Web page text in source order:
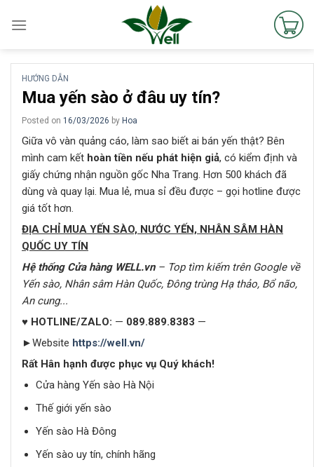
HƯỚNG DẪN
Mua yến sào ở đâu uy tín?
Posted on 16/03/2026 by Hoa
Giữa vô vàn quảng cáo, làm sao biết ai bán yến thật? Bên
mình cam kết hoàn tiền nếu phát hiện giả, có kiểm định và
giấy chứng nhận nguồn gốc Nha Trang. Hơn 500 khách đã
dùng và quay lại. Mua lẻ, mua sỉ đều được – gọi hotline được
giá tốt hơn.
ĐỊA CHỈ MUA YẾN SÀO, NƯỚC YẾN, NHÂN SÂM HÀN
QUỐC UY TÍN
Hệ thống Cửa hàng WELL.vn – Top tìm kiếm trên Google về
Yến sào, Nhân sâm Hàn Quốc, Đông trùng Hạ thảo, Bổ não,
An cung...
♥ HOTLINE/ZALO: — 089.889.8383 —
►Website https://well.vn/
Rất Hân hạnh được phục vụ Quý khách!
Cửa hàng Yến sào Hà Nội
Thế giới yến sào
Yến sào Hà Đông
Yến sào uy tín, chính hãng